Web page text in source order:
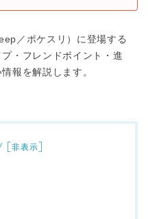
／ポケスリ）に登場する
・フレンドポイント・進
報を解説します。
[非表示]